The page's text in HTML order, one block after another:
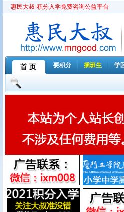
惠民大叔-积分入学免费咨询公益平台
首 页 要积分 插班生 学